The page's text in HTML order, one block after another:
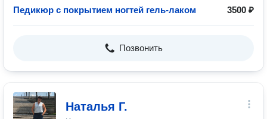
Педикюр с покрытием ногтей гель-лаком 3500 ₽
Позвонить
Наталья Г.